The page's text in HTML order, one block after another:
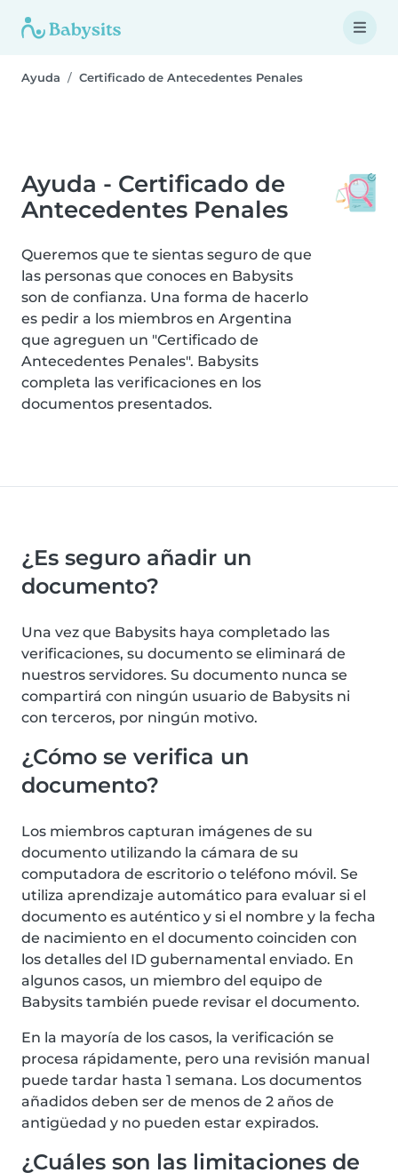
Ayuda Certificado de Antecedentes Penales
Ayuda - Certificado de
Antecedentes Penales
Queremos que te sientas seguro de que
las personas que conoces en Babysits
son de confianza. Una forma de hacerlo
es pedir a los miembros en Argentina
que agreguen un "Certificado de
Antecedentes Penales". Babysits
completa las verificaciones en los
documentos presentados.
¿Es seguro añadir un
documento?
Una vez que Babysits haya completado las
verificaciones, su documento se eliminará de
nuestros servidores. Su documento nunca se
compartirá con ningún usuario de Babysits ni
con terceros, por ningún motivo.
¿Cómo se verifica un
documento?
Los miembros capturan imágenes de su
documento utilizando la cámara de su
computadora de escritorio o teléfono móvil. Se
utiliza aprendizaje automático para evaluar si el
documento es auténtico y si el nombre y la fecha
de nacimiento en el documento coinciden con
los detalles del ID gubernamental enviado. En
algunos casos, un miembro del equipo de
Babysits también puede revisar el documento.
En la mayoría de los casos, la verificación se
procesa rápidamente, pero una revisión manual
puede tardar hasta 1 semana. Los documentos
añadidos deben ser de menos de 2 años de
antigüedad y no pueden estar expirados.
¿Cuáles son las limitaciones de